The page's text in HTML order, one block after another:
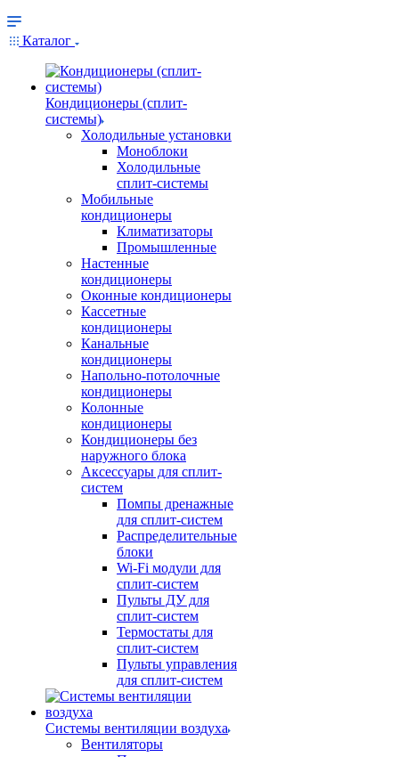
Каталог
Кондиционеры (сплит-
системы)
Холодильные установки
Моноблоки
Холодильные
сплит-системы
Мобильные
кондиционеры
Климатизаторы
Промышленные
Настенные
кондиционеры
Оконные кондиционеры
Кассетные
кондиционеры
Канальные
кондиционеры
Напольно-потолочные
кондиционеры
Колонные
кондиционеры
Кондиционеры без
наружного блока
Аксессуары для сплит-
систем
Помпы дренажные
для сплит-систем
Распределительные
блоки
Wi-Fi модули для
сплит-систем
Пульты ДУ для
сплит-систем
Термостаты для
сплит-систем
Пульты управления
для сплит-систем
Системы вентиляции воздуха
Вентиляторы